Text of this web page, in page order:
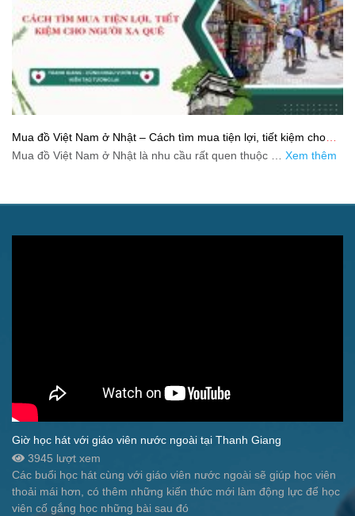
Mua đồ Việt Nam ở Nhật – Cách tìm mua tiện lợi, tiết kiệm cho
người xa quê
Mua đồ Việt Nam ở Nhật là nhu cầu rất quen thuộc … Xem thêm
Giờ học hát với giáo viên nước ngoài tại Thanh Giang
3945 lượt xem
Các buổi học hát cùng với giáo viên nước ngoài sẽ giúp học viên
thoải mái hơn, có thêm những kiến thức mới làm động lực để học
viên cố gắng học những bài sau đó